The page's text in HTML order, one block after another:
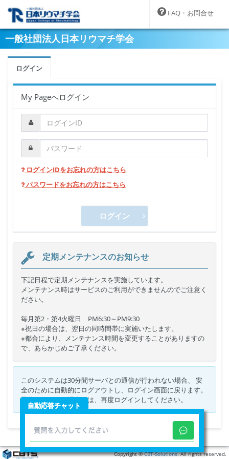
FAQ・お問合せ
一般社団法人日本リウマチ学会
ログイン
My Pageへログイン
ログインIDをお忘れの方はこちら
パスワードをお忘れの方はこちら
ログイン
定期メンテナンスのお知らせ
下記日程で定期メンテナンスを実施しています。
メンテナンス時はサービスのご利用ができませんのでご注意く
ださい。
毎月第2・第4火曜日 PM6:30～PM9:30
※祝日の場合は、翌日の同時間帯に実施いたします。
※都合により、メンテナンス時間を変更することがありますの
で、あらかじめご了承ください。
このシステムは30分間サーバとの通信が行われない場合、 安
全のために自動的にログアウトし、ログイン画面に戻ります。
予約などを行う場合には、再度ログインしてください。
自動応答チャット
Copyright ©CBT-Solutions. All rights reserved.